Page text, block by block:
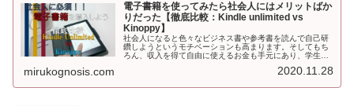
電子書籍を使ってみたら社会人にはメリットばか
りだった【徹底比較：Kindle unlimited vs
Kinoppy】
社会人になると色々なビジネス書や参考書を読んで自己研
鑽しようというモチベーションも高まります。そしてもち
ろん、収入を得て自由に使えるお金も手元にあり、学生の
ょう。つまり社会人になると本をたくさん買うようになる
メです。
mirukognosis.com 2020.11.28